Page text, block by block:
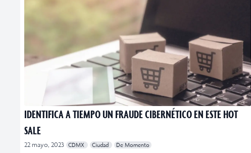
IDENTIFICA A TIEMPO UN FRAUDE CIBERNÉTICO EN ESTE HOT
SALE
22 mayo, 2023 CDMX Ciudad
De Momento